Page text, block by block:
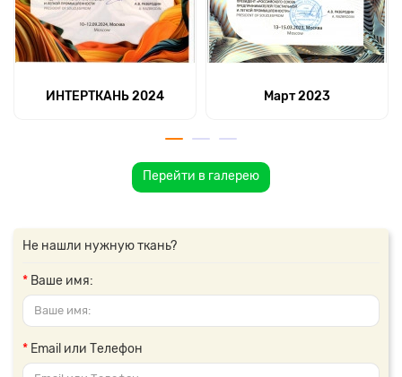
ИНТЕРТКАНЬ 2024 Март 2023
Перейти в галерею
Не нашли нужную ткань?
Ваше имя:
Email или Телефон